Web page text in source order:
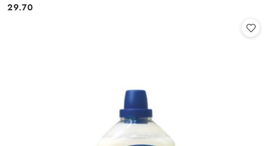
Cena:
29.70